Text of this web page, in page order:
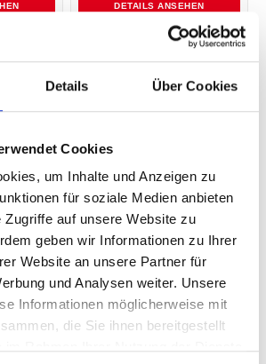
Details Über Cookies
Cookies
um Inhalte und Anzeigen zu
für soziale Medien anbieten
Zugriffe auf unsere Website zu
geben wir Informationen zu Ihrer
Website an unsere Partner für
und Analysen weiter. Unsere
Informationen möglicherweise mit
die Sie ihnen bereitgestellt
DETAILS ANSEHEN
SCHWEISSBRENNER T
ITANE R PIEZO ART.-NR. 7
5100
293,58€ zzgl. MwSt.
352,30€inkl. MwSt.
Art.-Nr.:75100
DETAILS ANSEHEN